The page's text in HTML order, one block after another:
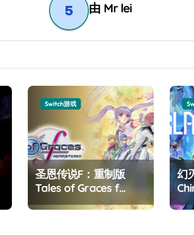
由 Mr lei
Switch游戏
圣恩传说F：重制版
Tales of Graces f
Remastered
幻